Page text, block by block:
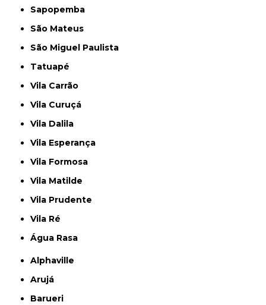
Sapopemba
São Mateus
São Miguel Paulista
Tatuapé
Vila Carrão
Vila Curuçá
Vila Dalila
Vila Esperança
Vila Formosa
Vila Matilde
Vila Prudente
Vila Ré
Água Rasa
Alphaville
Arujá
Barueri